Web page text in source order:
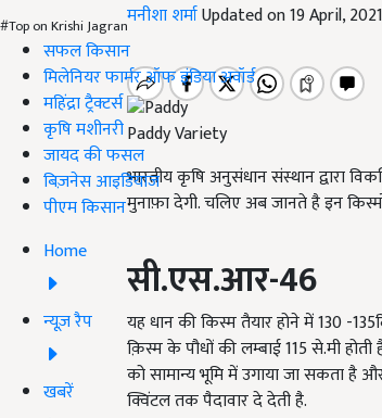
#Top on Krishi Jagran
सफल किसान
मिलेनियर फार्मर ऑफ इंडिया अवॉर्ड
महिंद्रा ट्रैक्टर्स
कृषि मशीनरी
जायद की फसल
बिज़नेस आइडियाज
पीएम किसान
Home
न्यूज़ रैप
खबरें
मनीशा शर्माUpdated on 19 April,
Paddy Variety
भारतीय कृषि अनुसंधान संस्थान द्वारा
मुनाफ़ा देगी. चलिए अब जानते है इन
सी.एस.आर-46
यह धान की किस्म तैयार होने में 130 -
क़िस्म के पौधों की लम्बाई 115 से.मी
को सामान्य भूमि में उगाया जा सकता है
क्विंटल तक पैदावार दे देती है.